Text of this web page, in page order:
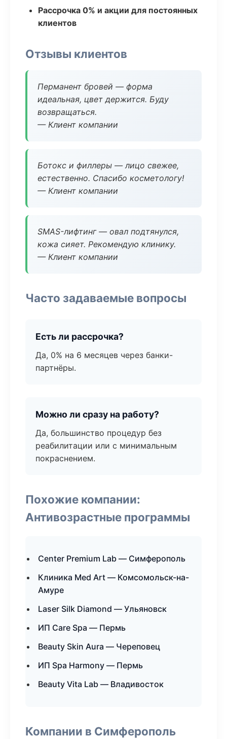
Рассрочка 0% и акции для постоянных
клиентов
Отзывы клиентов
Перманент бровей — форма
идеальная, цвет держится. Буду
возвращаться.
— Клиент компании
Ботокс и филлеры — лицо свежее,
естественно. Спасибо косметологу!
— Клиент компании
SMAS-лифтинг — овал подтянулся,
кожа сияет. Рекомендую клинику.
— Клиент компании
Часто задаваемые вопросы
Есть ли рассрочка?
Да, 0% на 6 месяцев через банки-
партнёры.
Можно ли сразу на работу?
Да, большинство процедур без
реабилитации или с минимальным
покраснением.
Похожие компании:
Антивозрастные программы
Center Premium Lab — Симферополь
Клиника Med Art — Комсомольск-на-
Амуре
Laser Silk Diamond — Ульяновск
ИП Care Spa — Пермь
Beauty Skin Aura — Череповец
ИП Spa Harmony — Пермь
Beauty Vita Lab — Владивосток
Компании в Симферополь